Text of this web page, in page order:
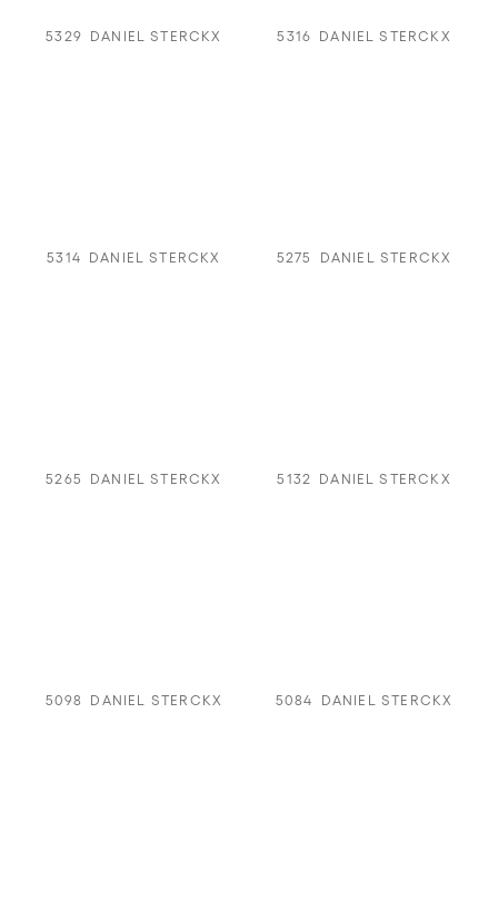
5329 DANIEL STERCKX 5316 DANIEL STERCKX
5314 DANIEL STERCKX 5275 DANIEL STERCKX
5265 DANIEL STERCKX 5132 DANIEL STERCKX
5098 DANIEL STERCKX 5084 DANIEL STERCKX